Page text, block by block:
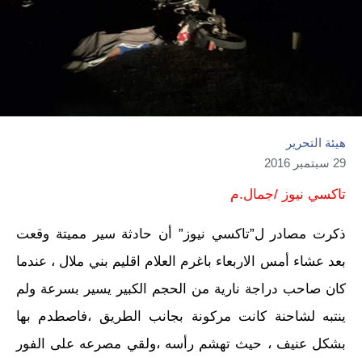
هيئة التحرير
29 سبتمبر 2016
تاكسي نيوز /جمال.م
ذكرت مصادر ل”تاكسي نيوز” أن حادثة سير مميتة وقعت
بعد عشاء أمس الاربعاء باغرم العلام اقليم بني ملال ، عندما
كان صاحب دراجة نارية من الحجم الكبير يسير بسرعة ولم
ينتبه لشاحنة كانت مركونة بجانب الطريق ،فاصطدم بها
بشكل عنيف ، حيث تهشم رأسه ،ولقي مصرعه على الفور